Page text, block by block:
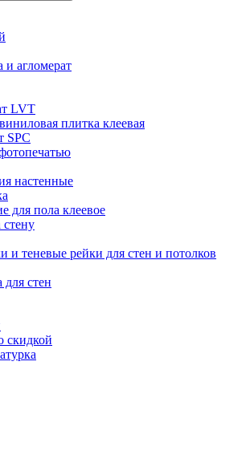
и агломерат
LVT
плитка клеевая
SPC
настенные
для пола клеевое
стену
и теневые рейки для стен и потолков
для стен